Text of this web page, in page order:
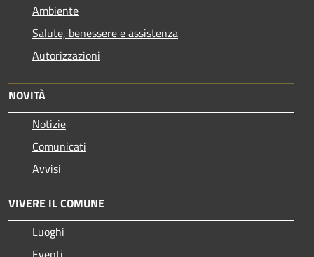
Ambiente
Salute, benessere e assistenza
Autorizzazioni
NOVITÀ
Notizie
Comunicati
Avvisi
VIVERE IL COMUNE
Luoghi